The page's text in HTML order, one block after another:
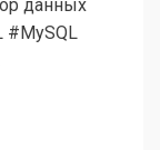
данных
#MySQL